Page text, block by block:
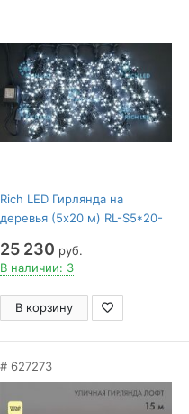
Rich LED Гирлянда на
деревья (5х20 м) RL-S5*20-
25 230 руб.
В наличии: 3
В корзину
627273